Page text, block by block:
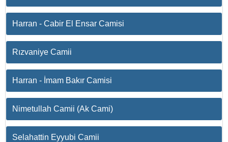
Harran - Cabir El Ensar Camisi
Rızvaniye Camii
Harran - İmam Bakır Camisi
Nimetullah Camii (Ak Cami)
Selahattin Eyyubi Camii